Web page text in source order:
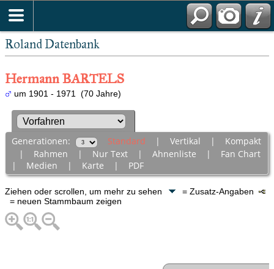
Roland Datenbank
Hermann BARTELS
um 1901 - 1971 (70 Jahre)
Generationen: Standard | Vertikal | Kompakt
| Rahmen | Nur Text| Ahnenliste | Fan Chart
| Medien | Karte | PDF
Ziehen oder scrollen, um mehr zu sehen
= Zusatz-Angaben
= neuen Stammbaum zeigen